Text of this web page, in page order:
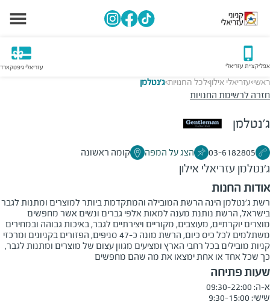
אפליקציית עזריאלי עזריאלי גיפטקארד
ראשי>עזריאלי אילון>לכל החנויות>ג'נטלמן
חזרה לרשימת החנויות
ג'נטלמן
03-6182805 הצג על המפה קומה ראשונה
ג'נטלמן עזריאלי אילון
אודות החנות
רשת ג'נטלמן הינה הרשת המובילה והמתקדמת ביותר למוצרים ומתנות לגבר
בישראל, הרשת נותנת מענה למאות אלפי גברים ונשים אשר מחפשים
מוצרים יוקרתיים, מעוצבים, מקוריים ויצירתיים לגבר, באיכות גבוהה ובמחירים
משתלמים לכל כיס כיום, הרשת מונה כ-47 סניפים, הפזורים בקניונים ומרכזי
קניות מובילים בכל רחבי הארץ ומציעים מגוון עצום של מוצרים ומתנות לגבר,
כך שכל אחד או אחת ימצאו את מה שהם מחפשים
שעות פתיחה